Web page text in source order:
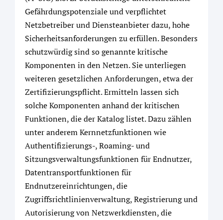
Gefährdungspotenziale und verpflichtet
Netzbetreiber und Diensteanbieter dazu, hohe
Sicherheitsanforderungen zu erfüllen. Besonders
schutzwürdig sind so genannte kritische
Komponenten in den Netzen. Sie unterliegen
weiteren gesetzlichen Anforderungen, etwa der
Zertifizierungspflicht. Ermitteln lassen sich
solche Komponenten anhand der kritischen
Funktionen, die der Katalog listet. Dazu zählen
unter anderem Kernnetzfunktionen wie
Authentifizierungs-, Roaming- und
Sitzungsverwaltungsfunktionen für Endnutzer,
Datentransportfunktionen für
Endnutzereinrichtungen, die
Zugriffsrichtlinienverwaltung, Registrierung und
Autorisierung von Netzwerkdiensten, die